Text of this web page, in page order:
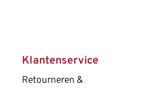
Klantenservice
Retourneren &